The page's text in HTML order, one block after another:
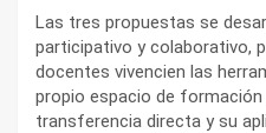
Las tres propuestas se
participativo y colaborativo,
docentes vivencien las
propio espacio de formación
transferencia directa y su